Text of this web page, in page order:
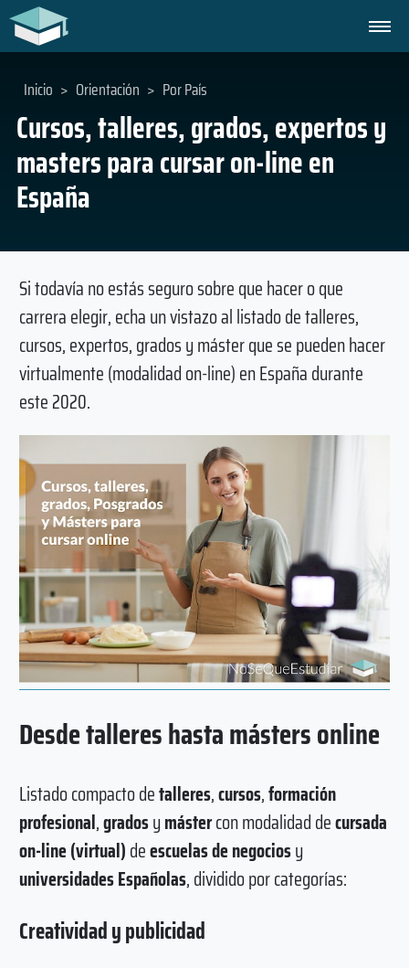
Cursos, talleres, grados, expertos y
masters para cursar on-line en
España
Inicio > Orientación > Por País
Si todavía no estás seguro sobre que hacer o que
carrera elegir, echa un vistazo al listado de talleres,
cursos, expertos, grados y máster que se pueden hacer
virtualmente (modalidad on-line) en España durante
este 2020.
Desde talleres hasta másters online
Listado compacto detalleres,cursos,formación
profesional,gradosymástercon modalidad decursada
on-line (virtual)deescuelas de negociosy
universidadesEspañolas, dividido por categorías:
Creatividad y publicidad